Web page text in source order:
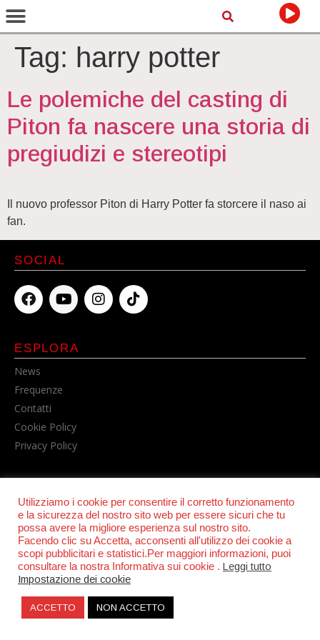
Tag: harry potter
Le polemiche del casting di
Piton fa nascere una storia di
pregiudizi e stereotipi
Il nuovo professor Piton di Harry Potter fa storcere il naso ai
fan.
© POWER RADIO srl | C.F. e P.IVA 06157210631
ESPLORA
News
Frequenze
Contatti
Cookie Policy
Privacy Policy
SOCIAL
Utilizziamo i cookie per consentire il corretto funzionamento
e la sicurezza del nostro sito web per essere sicuri che tu
possa avere la migliore esperienza sul nostro sito.
Facendo clic su Accetta, acconsenti all'utilizzo dei cookie a
scopi pubblicitari e statistici.Per maggiori informazioni, puoi
consultare la nostra Informativa sui cookie . Leggi tutto
Impostazione dei cookie
ACCETTO NON ACCETTO